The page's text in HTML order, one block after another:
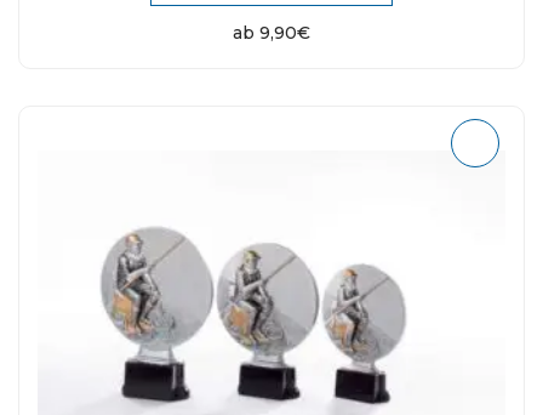
ab 9,90€